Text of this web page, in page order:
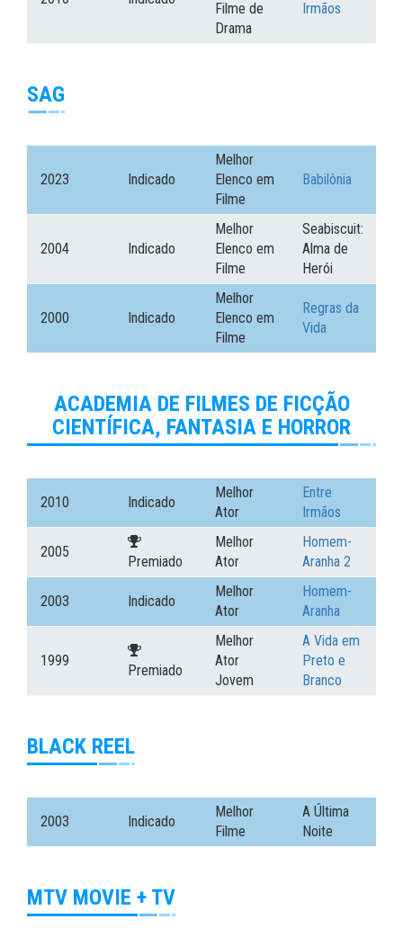
Filme de
Drama
Irmãos
SAG
2023 Indicado
Melhor
Elenco em
Filme
Babilônia
2004 Indicado
Melhor
Elenco em
Filme
Seabiscuit:
Alma de
Herói
2000 Indicado
Melhor
Elenco em
Filme
Regras da
Vida
ACADEMIA DE FILMES DE FICÇÃO
CIENTÍFICA, FANTASIA E HORROR
2010 Indicado
Melhor
Ator
Entre
Irmãos
2005
Premiado
Melhor
Ator
Homem-
Aranha 2
2003 Indicado
Melhor
Ator
Homem-
Aranha
1999
Premiado
Melhor
Ator
Jovem
A Vida em
Preto e
Branco
BLACK REEL
2003 Indicado
Melhor
Filme
A Última
Noite
MTV MOVIE + TV